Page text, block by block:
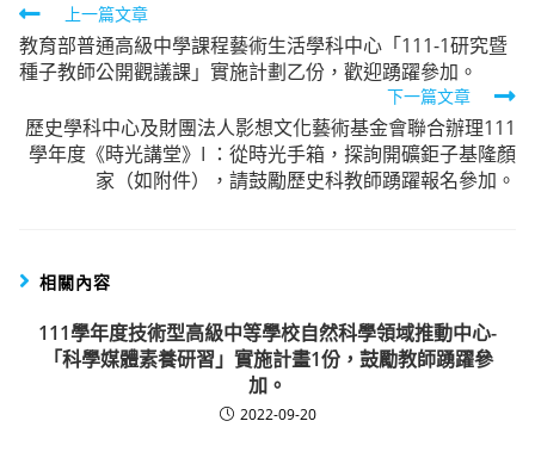
Read
more
articles
上一篇文章
教育部普通高級中學課程藝術生活學科中心「111-1研究暨
種子教師公開觀議課」實施計劃乙份，歡迎踴躍參加。
下一篇文章
歷史學科中心及財團法人影想文化藝術基金會聯合辦理111
學年度《時光講堂》I ：從時光手箱，探詢開礦鉅子基隆顏
家（如附件），請鼓勵歷史科教師踴躍報名參加。
相關內容
111學年度技術型高級中等學校自然科學領域推動中心-
「科學媒體素養研習」實施計畫1份，鼓勵教師踴躍參
加。
2022-09-20